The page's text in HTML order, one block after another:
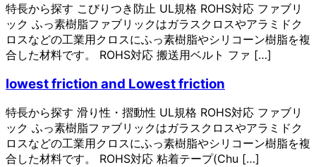
特長から探す こびりつき防止 UL規格 ROHS対応 ファブリ
ック ふっ素樹脂ファブリックはガラスクロスやアラミドク
ロスなどの⼯業⽤クロスにふっ素樹脂やシリコーン樹脂を複
合した材料です。 ROHS対応 搬送用ベルト ファ […]
lowest friction and Lowest friction
特長から探す 滑り性・摺動性 UL規格 ROHS対応 ファブリ
ック ふっ素樹脂ファブリックはガラスクロスやアラミドク
ロスなどの⼯業⽤クロスにふっ素樹脂やシリコーン樹脂を複
合した材料です。 ROHS対応 粘着テープ(Chu […]